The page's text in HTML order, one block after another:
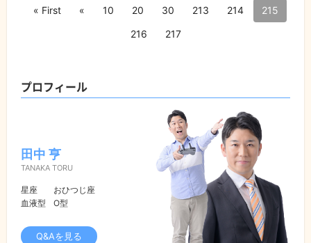
« First « 10 20 30 213 214
215
216
217
プロフィール
田中 亨
TANAKA TORU
星座
おひつじ座
血液型
O型
Q&Aを見る